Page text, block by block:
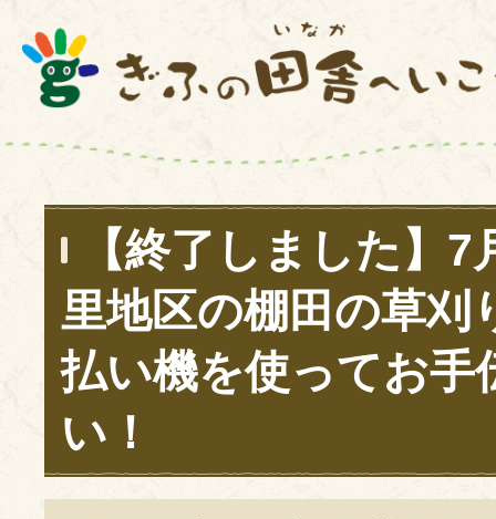
【終了しました】
里地区の棚田の草刈
払い機を使ってお手
い！